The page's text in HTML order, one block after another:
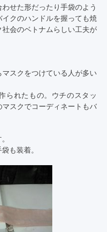
せた形だったり手袋のよう
クのハンドルを握っても焼
会のベトナムらしい工夫が
スクをつけている人が多い
られたもの。ウチのスタッ
スクでコーディネートもバ
も装着。